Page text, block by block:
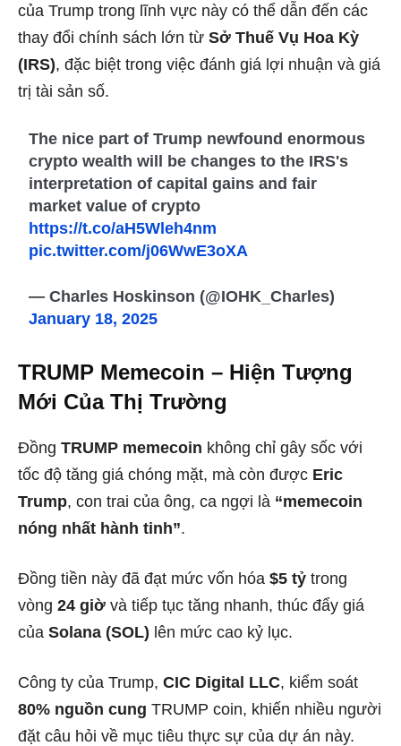
của Trump trong lĩnh vực này có thể dẫn đến các
thay đổi chính sách lớn từ Sở Thuế Vụ Hoa Kỳ
(IRS), đặc biệt trong việc đánh giá lợi nhuận và giá
trị tài sản số.
The nice part of Trump newfound enormous
crypto wealth will be changes to the IRS's
interpretation of capital gains and fair
market value of crypto
https://t.co/aH5Wleh4nm
pic.twitter.com/j06WwE3oXA
— Charles Hoskinson (@IOHK_Charles)
January 18, 2025
TRUMP Memecoin – Hiện Tượng
Mới Của Thị Trường
Đồng TRUMP memecoin không chỉ gây sốc với
tốc độ tăng giá chóng mặt, mà còn được Eric
Trump, con trai của ông, ca ngợi là “memecoin
nóng nhất hành tinh”.
Đồng tiền này đã đạt mức vốn hóa $5 tỷ trong
vòng 24 giờ và tiếp tục tăng nhanh, thúc đẩy giá
của Solana (SOL) lên mức cao kỷ lục.
Công ty của Trump, CIC Digital LLC, kiểm soát
80% nguồn cung TRUMP coin, khiến nhiều người
đặt câu hỏi về mục tiêu thực sự của dự án này.